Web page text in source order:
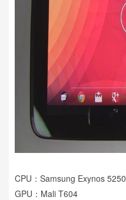
CPU：Samsung Exynos 5250
GPU：Mali T604